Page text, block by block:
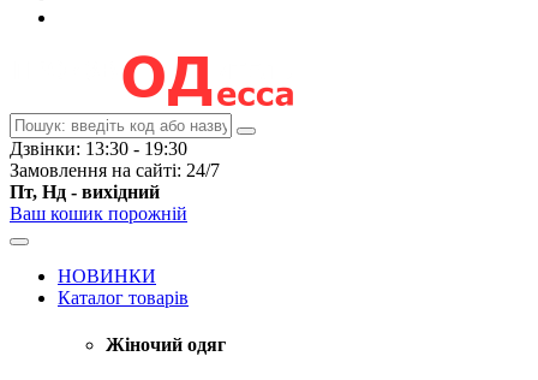
Дзвінки: 13:30 - 19:30
Замовлення на сайті: 24/7
Пт, Нд - вихідний
Ваш кошик порожній
НОВИНКИ
Каталог товарів
Жіночий одяг